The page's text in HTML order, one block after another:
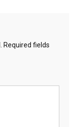
Required fields